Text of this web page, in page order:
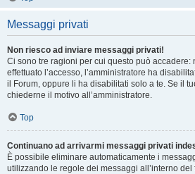
Messaggi privati
Non riesco ad inviare messaggi privati!
Ci sono tre ragioni per cui questo può accadere:
effettuato l’accesso, l’amministratore ha
il Forum, oppure li ha disabilitati solo a te. Se il
chiederne il motivo all’amministratore.
Top
Continuano ad arrivarmi messaggi privati
È possibile eliminare automaticamente i
utilizzando le regole dei messaggi all’interno